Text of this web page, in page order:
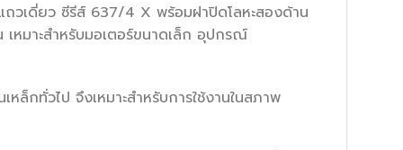
วเดี่ยว ซีรีส์ 637/4 X พร้อมฝาปิดโลหะสองด้าน
หมาะสำหรับมอเตอร์ขนาดเล็ก อุปกรณ์
กทั่วไป จึงเหมาะสำหรับการใช้งานในสภาพ